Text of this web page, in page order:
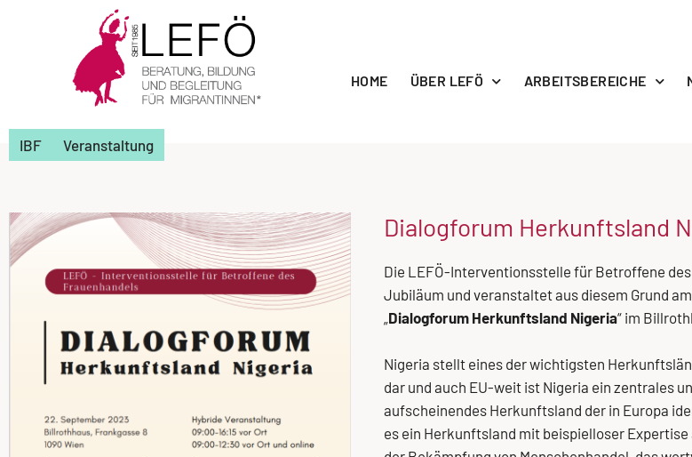
HOME ÜBER LEFÖ ARBEITSBEREICHE
IBF Veranstaltung
Dialogforum Herkunftsland
Die LEFÖ-Interventionsstelle für Betroffene
Jubiläum und veranstaltet aus diesem Grund
„Dialogforum Herkunftsland Nigeria“ im
Nigeria stellt eines der wichtigsten
dar und auch EU-weit ist Nigeria ein zentrales
aufscheinendes Herkunftsland der in Europa
es ein Herkunftsland mit beispielloser